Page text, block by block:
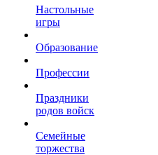
Настольные
игры
Образование
Профессии
Праздники
родов войск
Семейные
торжества